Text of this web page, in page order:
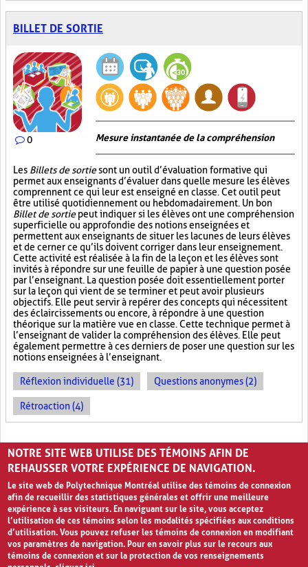
BILLET DE SORTIE
0 Mesure instantanée de la compréhension
Les Billets de sortiesont un outil d’évaluation formative qui
permet aux enseignants d’évaluer dans quelle mesure les élèves
comprennent ce qui leur est enseigné en classe. Cet outil peut
être utilisé quotidiennement ou hebdomadairement. Un bon
Billet de sortiepeut indiquer si les élèves ont une compréhension
superficielle ou approfondie des notions enseignées et
permettent aux enseignants de situer les lacunes de leurs élèves
et de cerner ce qu’ils doivent corriger dans leur enseignement.
Cette activité est réalisée à la fin de la leçon et les élèves sont
invités à répondre sur une feuille de papier à une question posée
par l’enseignant. La question posée doit essentiellement porter
sur la leçon qui vient de se terminer et peut avoir plusieurs
objectifs. Elle peut servir à repérer des concepts qui nécessitent
des éclaircissements ou encore, à répondre à une question
théorique sur la matière vue en classe. Cette technique permet à
l’enseignant de valider la compréhension des élèves. Elle peut
également permettre à ces derniers de poser une question sur les
notions enseignées à l’enseignant.
Réflexion individuelle (31) Questions anonymes (2)
Rétroaction (4)
PAGES
1 2 › »
NOTRE SITE WEB UTILISE DES TÉMOINS AFIN DE
REHAUSSER VOTRE EXPÉRIENCE DE NAVIGATION.
Le site web de Polytechnique Montréal utilise des témoins de connexion
afin de recueillir des statistiques générales et offrir une meilleure
expérience à ses visiteurs. En naviguant sur le site, vous acceptez
l’utilisation de ces témoins selon les modalités spécifiées aux conditions
d’utilisation. Vous pouvez refuser les témoins de connexion en modifiant
vos paramètres de navigation. Pour en savoir plus sur le recours aux
témoins de connexion et sur la protection de vos renseignements